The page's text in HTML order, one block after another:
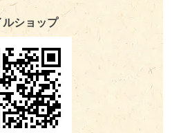
ルショップ